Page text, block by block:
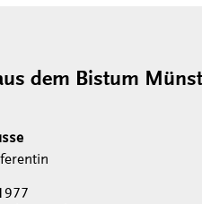
dem Bistum